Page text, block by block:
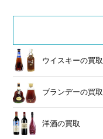
ウイスキーの買取
ブランデーの買取
洋酒の買取